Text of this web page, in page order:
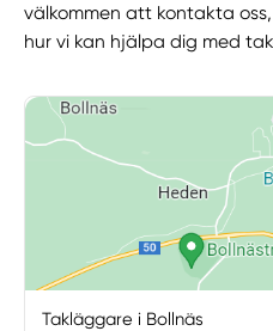
välkommen att kontakta
hur vi kan hjälpa dig med
Takläggare i Bollnäs